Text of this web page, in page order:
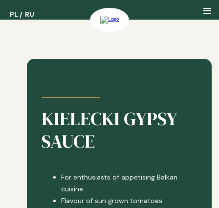
PL RU
PL RU
Our History
Our Awards
KIELECKI GYPSY
SAUCE
For enthusiasts of appetising Balkan
cuisine
Flavour of sun grown tomatoes